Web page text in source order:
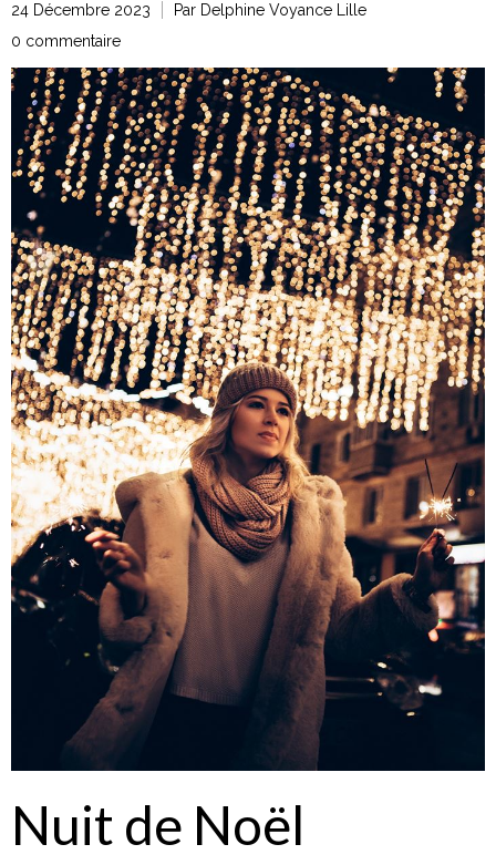
24 Décembre 2023
Par Delphine Voyance Lille
0 commentaire
Nuit de Noël